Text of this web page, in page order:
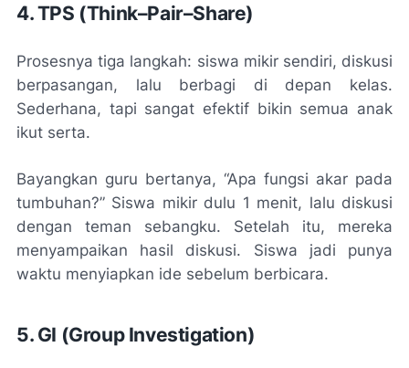
4. TPS (Think–Pair–Share)
Prosesnya tiga langkah: siswa mikir sendiri, diskusi
berpasangan, lalu berbagi di depan kelas.
Sederhana, tapi sangat efektif bikin semua anak
ikut serta.
Bayangkan guru bertanya, “Apa fungsi akar pada
tumbuhan?” Siswa mikir dulu 1 menit, lalu diskusi
dengan teman sebangku. Setelah itu, mereka
menyampaikan hasil diskusi. Siswa jadi punya
waktu menyiapkan ide sebelum berbicara.
5. GI (Group Investigation)